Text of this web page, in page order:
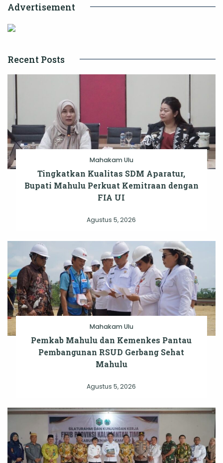
Advertisement
Recent Posts
Mahakam Ulu
Tingkatkan Kualitas SDM Aparatur,
Bupati Mahulu Perkuat Kemitraan dengan
FIA UI
Agustus 5, 2026
Mahakam Ulu
Pemkab Mahulu dan Kemenkes Pantau
Pembangunan RSUD Gerbang Sehat
Mahulu
Agustus 5, 2026